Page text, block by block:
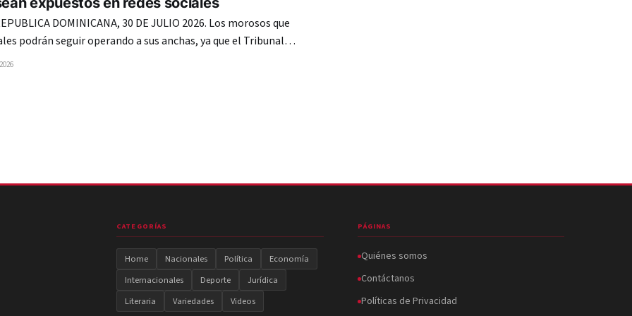
DOMINICANA, 30 DE JULIO 2026. Los morosos que
podrán seguir operando a sus anchas, ya que el Tribunal
luz verde para no ser expuestos. Las juntas de
CATEGORÍAS
Home Nacionales Política
Economía
Internacionales
Deporte
Jurídica
Literaria
Variedades Videos
PÁGINAS
Quiénes somos
Contáctanos
Políticas de Privacidad